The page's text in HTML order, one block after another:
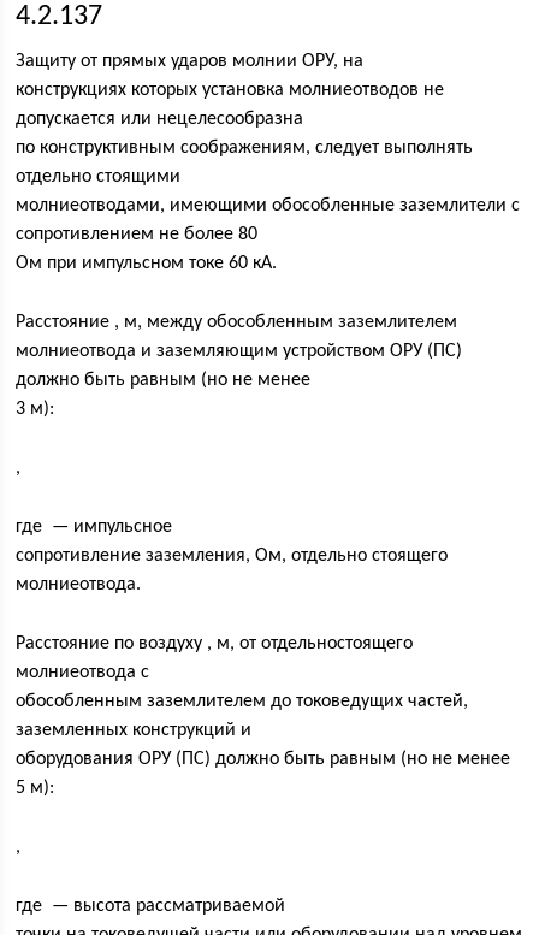
4.2.137
Защиту от прямых ударов молнии ОРУ, на
конструкциях которых установка молниеотводов не
допускается или нецелесообразна
по конструктивным соображениям, следует выполнять
отдельно стоящими
молниеотводами, имеющими обособленные заземлители с
сопротивлением не более 80
Ом при импульсном токе 60 кА.
Расстояние , м, между обособленным заземлителем
молниеотвода и заземляющим устройством ОРУ (ПС)
должно быть равным (но не менее
3 м):
,
где — импульсное
сопротивление заземления, Ом, отдельно стоящего
молниеотвода.
Расстояние по воздуху , м, от отдельностоящего
молниеотвода с
обособленным заземлителем до токоведущих частей,
заземленных конструкций и
оборудования ОРУ (ПС) должно быть равным (но не менее
5 м):
,
где — высота рассматриваемой